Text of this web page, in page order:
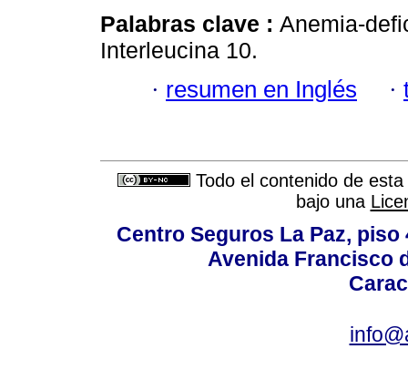
Palabras clave : Anemia-
Interleucina 10.
· resumen en Inglés ·
Todo el contenido de
bajo una
Centro Seguros La Paz,
Avenida Francisco